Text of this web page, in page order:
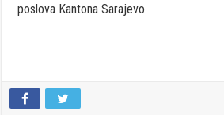
poslova Kantona Sarajevo.